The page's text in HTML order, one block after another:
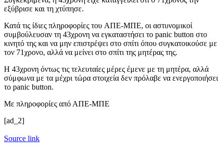
εξύβρισε και τη χτύπησε.
Κατά τις ίδιες πληροφορίες του ΑΠΕ-ΜΠΕ, οι αστυνομικοί
συμβούλευσαν τη 43χρονη να εγκαταστήσει το panic button στο
κινητό της και να μην επιστρέψει στο σπίτι όπου συγκατοικούσε με
τον 71χρονο, αλλά να μείνει στο σπίτι της μητέρας της.
Η 43χρονη όντως τις τελευταίες μέρες έμενε με τη μητέρα, αλλά
σύμφωνα με τα μέχρι τώρα στοιχεία δεν πρόλαβε να ενεργοποιήσει
το panic button.
Με πληροφορίες από ΑΠΕ-ΜΠΕ
[ad_2]
Source link